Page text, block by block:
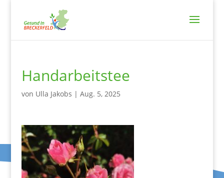
Handarbeitstee
von Ulla Jakobs | Aug. 5, 2025